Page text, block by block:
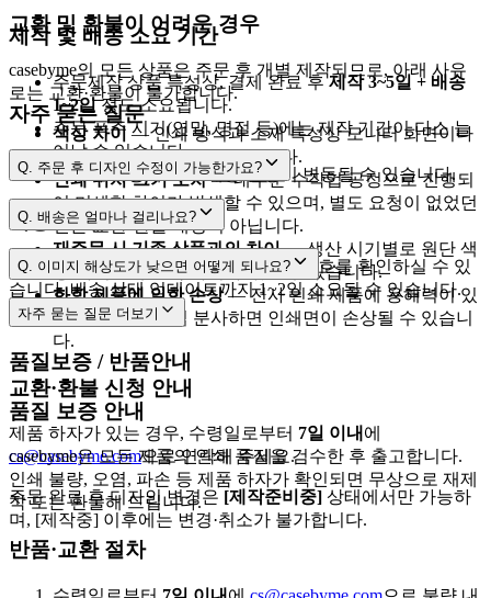
교환 및 환불이 어려운 경우
casebyme의 모든 상품은 주문 후 개별 제작되므로, 아래 사유
로는 교환·환불이 불가합니다.
색상 차이 — 인쇄 방식과 소재 특성상 모니터 화면이나
출력물과 차이가 날 수 있습니다.
인쇄 위치·크기 오차— 대부분 수작업 공정으로 진행되
어 미세한 차이가 발생할 수 있으며, 별도 요청이 없었던
건은 교환·환불 대상이 아닙니다.
재주문 시 기존 상품과의 차이— 생산 시기별로 원단 색
상·사이즈에 소폭 차이가 있을 수 있습니다.
화학 제품에 의한 손상— 전사 인쇄 제품에 용해력이 있
는 향수 등을 직접 분사하면 인쇄면이 손상될 수 있습니
다.
교환·환불 신청 안내
제품 하자가 있는 경우, 수령일로부터 7일 이내 에
cs@casebyme.com으로 연락해 주세요.
주문 완료 후 디자인 변경은 [제작준비중] 상태에서만 가능하
며, [제작중] 이후에는 변경·취소가 불가합니다.
제작 및 배송 소요 기간
주문제작 상품 특성상, 결제 완료 후제작 3~5일 + 배송
1~2일정도 소요됩니다.
주문 폭주 시기(연말, 명절 등)에는 제작 기간이 다소 늘
어날 수 있습니다.
택배사 사정에 따라 배송 일정이 변동될 수 있습니다.
배송 조회
[마이페이지 → 주문내역]에서 운송장 번호를 확인하실 수 있
습니다. 배송 상태 업데이트까지 1~2일 소요될 수 있습니다.
자주 묻는 질문
Q. 주문 후 디자인 수정이 가능한가요?
[제작준비중]
cs@casebyme.com
Q. 배송은 얼마나 걸리나요?
3~5영업일 1~2영업일
Q. 이미지 해상도가 낮으면 어떻게 되나요?
2,500px 이상
자주 묻는 질문 더보기
품질보증 / 반품안내
품질 보증 안내
casebyme은 모든 제품의 인쇄 품질을 검수한 후 출고합니다.
인쇄 불량, 오염, 파손 등 제품 하자가 확인되면 무상으로 재제
작 또는 환불해 드립니다.
반품·교환 절차